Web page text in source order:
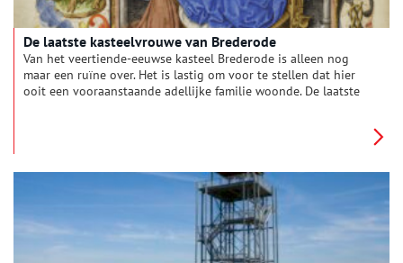
De laatste kasteelvrouwe van Brederode
Van het veertiende-eeuwse kasteel Brederode is alleen nog
maar een ruïne over. Het is lastig om voor te stellen dat hier
ooit een vooraanstaande adellijke familie woonde. De laatste
en landerijen van Brederode. Maar na zijn dood moest ze
strijden voor haar bezit en kinderen. Vijf bastaarden, een neef
en andere familieleden vonden dat zij meer recht hadden op
de erfenis dan Yolande – een vrouw.